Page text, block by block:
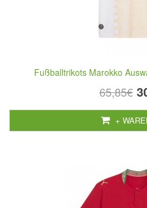
Fußballtrikots Marokko
65,85€
+